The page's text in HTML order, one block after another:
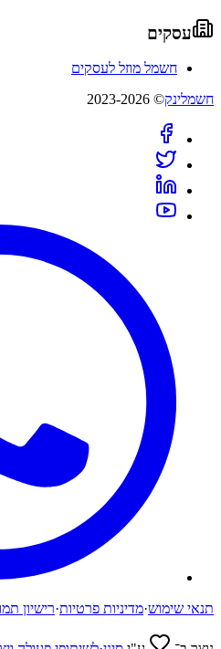
עסקים
חשמל מוזל לעסקים
חשמלינק© 2023-2026
תנאי שימוש·מדיניות פרטיות·רישיון